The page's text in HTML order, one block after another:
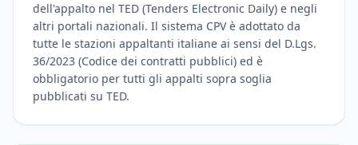
dell'appalto nel TED (Tenders Electronic Daily) e negli
altri portali nazionali. Il sistema CPV è adottato da
tutte le stazioni appaltanti italiane ai sensi del D.Lgs.
36/2023 (Codice dei contratti pubblici) ed è
obbligatorio per tutti gli appalti sopra soglia
pubblicati su TED.